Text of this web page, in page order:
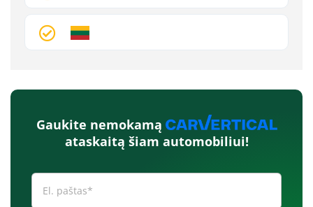
Gaukite nemokamą
ataskaitą šiam automobiliui!